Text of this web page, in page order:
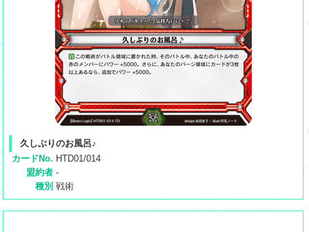
久しぶりのお風呂♪
カードNo. HTD01/014
盟約者 -
種別 戦術